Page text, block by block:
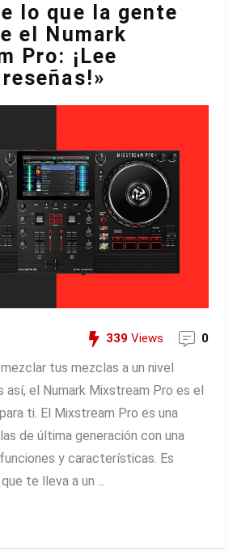
lo que la gente
el Numark
Pro: ¡Lee
339 Views 0
tus mezclas a un nivel
así, el Numark Mixstream Pro es el
ti. El Mixstream Pro es una
de última generación con una
y características. Es
te lleva a un ...